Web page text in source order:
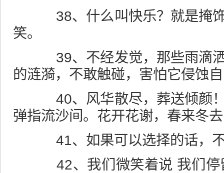
38、什么叫快乐？就是掩饰
笑。
39、不经发觉，那些雨滴洒
的涟漪，不敢触碰，害怕它侵蚀
40、风华散尽，葬送倾颜！
弹指流沙间。花开花谢，春来冬
41、如果可以选择的话，不
42、我们微笑着说 我们停